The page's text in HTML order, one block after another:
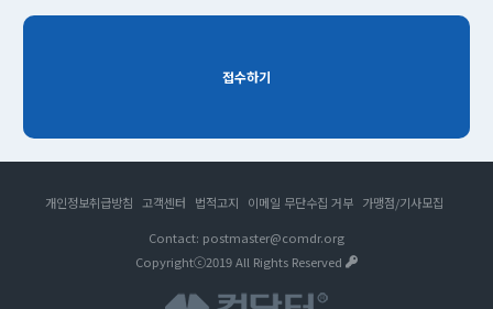
접수하기
개인정보취급방침 고객센터 법적고지 이메일 무단수집 거부 가맹점/기사모집
Contact: postmaster@comdr.org
Copyrightⓒ2019 All Rights Reserved